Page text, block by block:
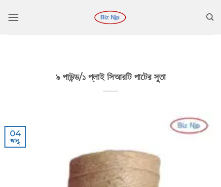
চলে
৯ পাউন্ড/১ প্লাই সিআরটি পাটের সুতা
04
জানু.